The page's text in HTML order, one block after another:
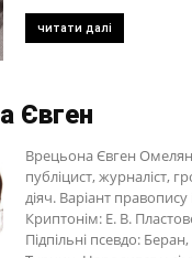
читати далі
Євген
Врецьона Євген
публіцист, журналіст,
діяч. Варіант правопису
Криптонім: Е. В.
Підпільні псевдо: